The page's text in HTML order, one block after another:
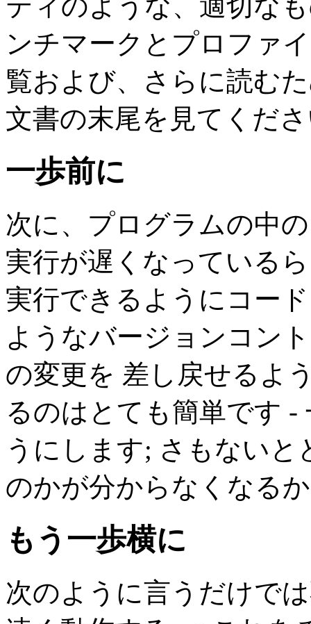
ティのような、適切な
ンチマークとプロファ
覧および、さらに読む
文書の末尾を見てくだ
一歩前に
次に、プログラムの中
実行が遅くなっている
実行できるようにコー
ようなバージョンコン
の変更を 差し戻せるよ
るのはとても簡単です
うにします; さもない
のかが分からなくなる
もう一歩横に
次のように言うだけで